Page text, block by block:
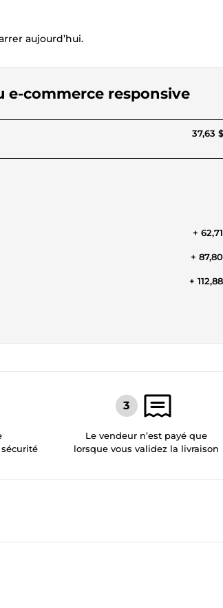
aujourd’hui.
e-commerce responsive
37,63
+
+
+
Le vendeur n’est payé que
lorsque vous validez la livraison